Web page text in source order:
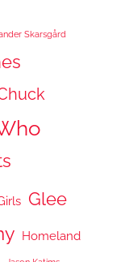
Skarsgård
Glee
Homeland